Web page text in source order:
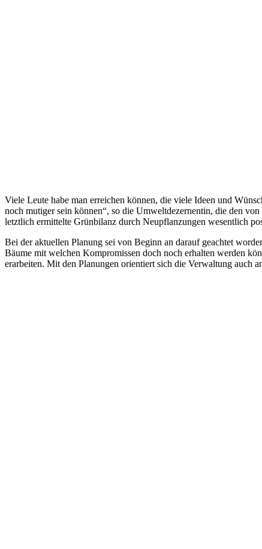
Viele Leute habe man erreichen können, die viele Ideen und
noch mutiger sein können“, so die Umweltdezernentin, die den
letztlich ermittelte Grünbilanz durch Neupflanzungen wesentlich
Bei der aktuellen Planung sei von Beginn an darauf geachtet
Bäume mit welchen Kompromissen doch noch erhalten werden
erarbeiten. Mit den Planungen orientiert sich die Verwaltung auch